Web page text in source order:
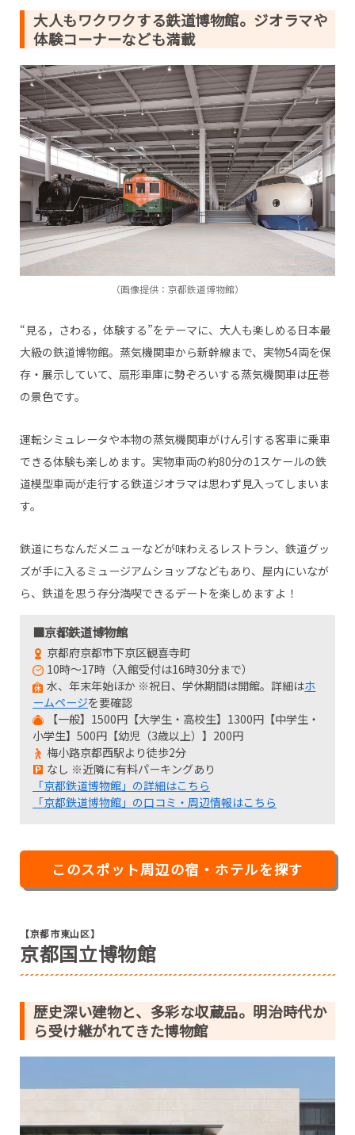
大人もワクワクする鉄道博物館。ジオラマや
体験コーナーなども満載
（画像提供：京都鉄道博物館）
“見る，さわる，体験する”をテーマに、大人も楽しめる日本最
大級の鉄道博物館。蒸気機関車から新幹線まで、実物54両を保
存・展示していて、扇形車庫に勢ぞろいする蒸気機関車は圧巻
の景色です。
運転シミュレータや本物の蒸気機関車がけん引する客車に乗車
できる体験も楽しめます。実物車両の約80分の1スケールの鉄
道模型車両が走行する鉄道ジオラマは思わず見入ってしまいま
す。
鉄道にちなんだメニューなどが味わえるレストラン、鉄道グッ
ズが手に入るミュージアムショップなどもあり、屋内にいなが
ら、鉄道を思う存分満喫できるデートを楽しめますよ！
■京都鉄道博物館
京都府京都市下京区観喜寺町
10時～17時（入館受付は16時30分まで）
水、年末年始ほか ※祝日、学休期間は開館。詳細はホ
ームページを要確認
【一般】1500円【大学生・高校生】1300円【中学生・
小学生】500円【幼児（3歳以上）】200円
梅小路京都西駅より徒歩2分
なし ※近隣に有料パーキングあり
「京都鉄道博物館」の詳細はこちら
「京都鉄道博物館」の口コミ・周辺情報はこちら
このスポット周辺の宿・ホテルを探す
【京都市東山区】
京都国立博物館
歴史深い建物と、多彩な収蔵品。明治時代か
ら受け継がれてきた博物館